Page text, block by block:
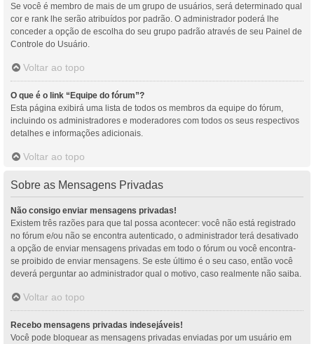
Se você é membro de mais de um grupo de usuários, será determinado qual
cor e rank lhe serão atribuídos por padrão. O administrador poderá lhe
conceder a opção de escolha do seu grupo padrão através de seu Painel de
Controle do Usuário.
Voltar ao topo
O que é o link “Equipe do fórum”?
Esta página exibirá uma lista de todos os membros da equipe do fórum,
incluindo os administradores e moderadores com todos os seus respectivos
detalhes e informações adicionais.
Voltar ao topo
Sobre as Mensagens Privadas
Não consigo enviar mensagens privadas!
Existem três razões para que tal possa acontecer: você não está registrado
no fórum e/ou não se encontra autenticado, o administrador terá desativado
a opção de enviar mensagens privadas em todo o fórum ou você encontra-
se proibido de enviar mensagens. Se este último é o seu caso, então você
deverá perguntar ao administrador qual o motivo, caso realmente não saiba.
Voltar ao topo
Recebo mensagens privadas indesejáveis!
Você pode bloquear as mensagens privadas enviadas por um usuário em